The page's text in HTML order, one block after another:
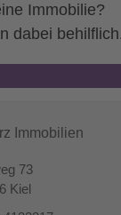
Immobilie?
dabei
Immobilien
73
Kiel